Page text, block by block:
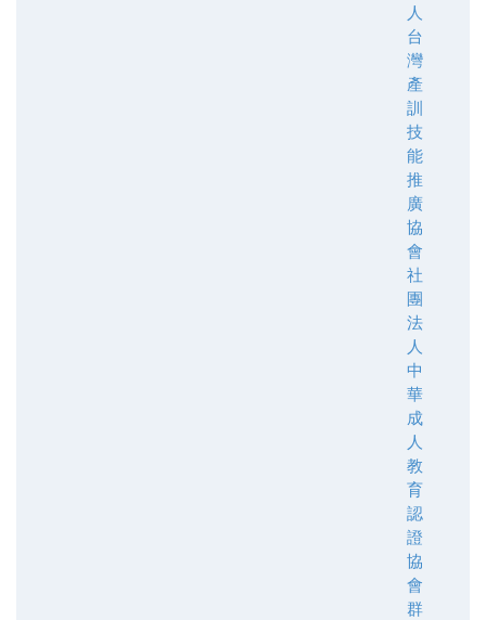
人
台
灣
產
訓
技
能
推
廣
協
會
社
團
法
人
中
華
成
人
教
育
認
證
協
會
群